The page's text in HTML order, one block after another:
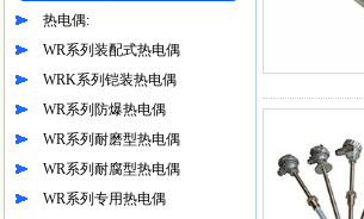
热电偶:
WR系列装配式热电偶
WRK系列铠装热电偶
WR系列防爆热电偶
WR系列耐磨型热电偶
WR系列耐腐型热电偶
WR系列专用热电偶